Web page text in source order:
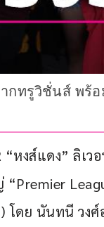
กทรูวิชั่นส์ พร้
หงส์แดง” ลิเ
โดย นันทนี วง